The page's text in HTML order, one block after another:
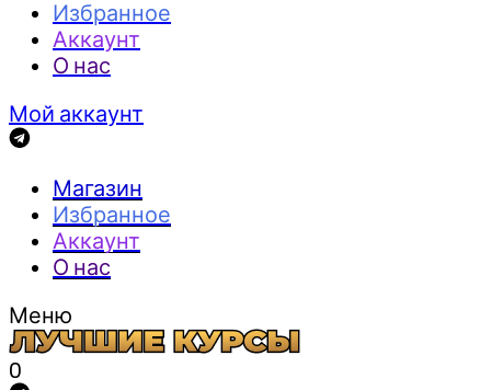
Избранное
Аккаунт
О нас
Мой аккаунт
Магазин
Избранное
Аккаунт
О нас
Меню
0